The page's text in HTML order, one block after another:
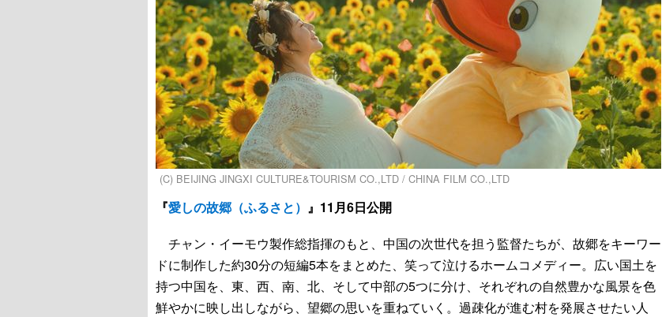
(C) BEIJING JINGXI CULTURE&TOURISM CO.,LTD / CHINA FILM CO.,LTD
『愛しの故郷（ふるさと） 』11月6日公開
チャン・イーモウ製作総指揮のもと、中国の次世代を担う監督たちが、故郷をキーワー
ドに制作した約30分の短編5本をまとめた、笑って泣けるホームコメディー。広い国土を
持つ中国を、東、西、南、北、そして中部の5つに分け、それぞれの自然豊かな風景を色
鮮やかに映し出しながら、望郷の思いを重ねていく。過疎化が進む村を発展させたい人